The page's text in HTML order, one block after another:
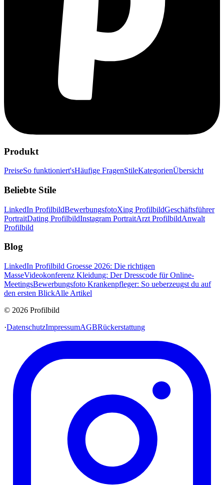
Produkt
PreiseSo funktioniert'sHäufige FragenStileKategorienÜbersicht
Beliebte Stile
LinkedIn ProfilbildBewerbungsfotoXing ProfilbildGeschäftsführer
PortraitDating ProfilbildInstagram PortraitArzt ProfilbildAnwalt
Profilbild
Blog
LinkedIn Profilbild Groesse 2026: Die richtigen
MasseVideokonferenz Kleidung: Der Dresscode für Online-
MeetingsBewerbungsfoto Krankenpfleger: So ueberzeugst du auf
den ersten BlickAlle Artikel
© 2026 Profilbild
·DatenschutzImpressumAGBRückerstattung